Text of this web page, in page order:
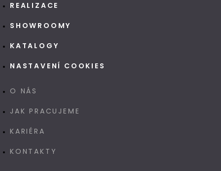
REALIZACE
SHOWROOMY
KATALOGY
NASTAVENÍ COOKIES
O NÁS
JAK PRACUJEME
KARIÉRA
KONTAKTY